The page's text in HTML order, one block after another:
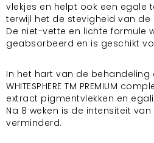
vlekjes en helpt ook een egale
terwijl het de stevigheid van de
De niet-vette en lichte formule
geabsorbeerd en is geschikt
In het hart van de behandeling
WHITESPHERE TM PREMIUM
extract pigmentvlekken en
Na 8 weken is de intensiteit van
verminderd.